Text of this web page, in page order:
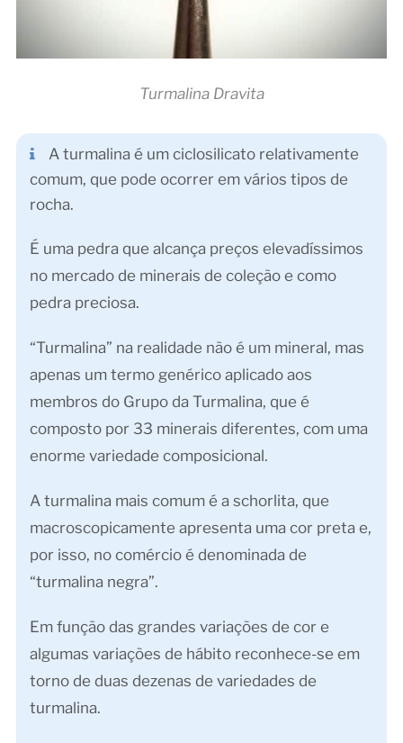
Turmalina Dravita
A turmalina é um ciclosilicato relativamente
comum, que pode ocorrer em vários tipos de
rocha.
É uma pedra que alcança preços elevadíssimos
no mercado de minerais de coleção e como
pedra preciosa.
“Turmalina” na realidade não é um mineral, mas
apenas um termo genérico aplicado aos
membros do Grupo da Turmalina, que é
composto por 33 minerais diferentes, com uma
enorme variedade composicional.
A turmalina mais comum é a schorlita, que
macroscopicamente apresenta uma cor preta e,
por isso, no comércio é denominada de
“turmalina negra”.
Em função das grandes variações de cor e
algumas variações de hábito reconhece-se em
torno de duas dezenas de variedades de
turmalina.